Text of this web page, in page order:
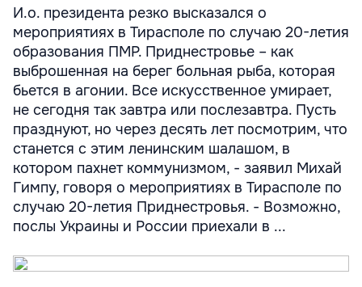
И.о. президента резко высказался о
мероприятиях в Тирасполе по случаю 20-летия
образования ПМР. Приднестровье – как
выброшенная на берег больная рыба, которая
бьется в агонии. Все искусственное умирает,
не сегодня так завтра или послезавтра. Пусть
празднуют, но через десять лет посмотрим, что
станется с этим ленинским шалашом, в
котором пахнет коммунизмом, - заявил Михай
Гимпу, говоря о мероприятиях в Тирасполе по
случаю 20-летия Приднестровья. - Возможно,
послы Украины и России приехали в ...